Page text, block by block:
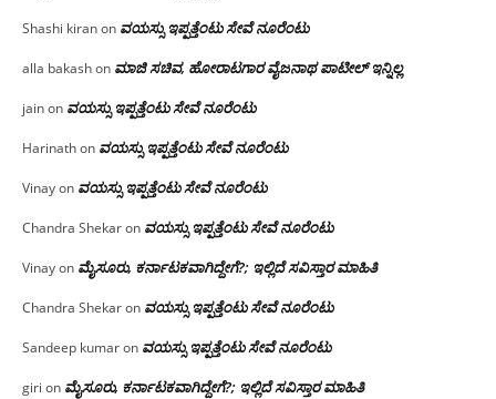
Shashi kiranon ವಯಸ್ಸು ಇಪ್ಪತ್ತೆಂಟು ಸೇವೆ ನೂರೆಂಟು
alla bakashon ಮಾಜಿ ಸಚಿವ, ಹೋರಾಟಗಾರ ವೈಜನಾಥ ಪಾಟೀಲ್ ಇನ್ನಿಲ್ಲ
jainon ವಯಸ್ಸು ಇಪ್ಪತ್ತೆಂಟು ಸೇವೆ ನೂರೆಂಟು
Harinathon ವಯಸ್ಸು ಇಪ್ಪತ್ತೆಂಟು ಸೇವೆ ನೂರೆಂಟು
Vinayon ವಯಸ್ಸು ಇಪ್ಪತ್ತೆಂಟು ಸೇವೆ ನೂರೆಂಟು
Chandra Shekaron ವಯಸ್ಸು ಇಪ್ಪತ್ತೆಂಟು ಸೇವೆ ನೂರೆಂಟು
Vinayon ಮೈಸೂರು, ಕರ್ನಾಟಕವಾಗಿದ್ದೇಗೆ?; ಇಲ್ಲಿದೆ ಸವಿಸ್ತಾರ ಮಾಹಿತಿ
Chandra Shekaron ವಯಸ್ಸು ಇಪ್ಪತ್ತೆಂಟು ಸೇವೆ ನೂರೆಂಟು
Sandeep kumaron ವಯಸ್ಸು ಇಪ್ಪತ್ತೆಂಟು ಸೇವೆ ನೂರೆಂಟು
giri on ಮೈಸೂರು, ಕರ್ನಾಟಕವಾಗಿದ್ದೇಗೆ?; ಇಲ್ಲಿದೆ ಸವಿಸ್ತಾರ ಮಾಹಿತಿ